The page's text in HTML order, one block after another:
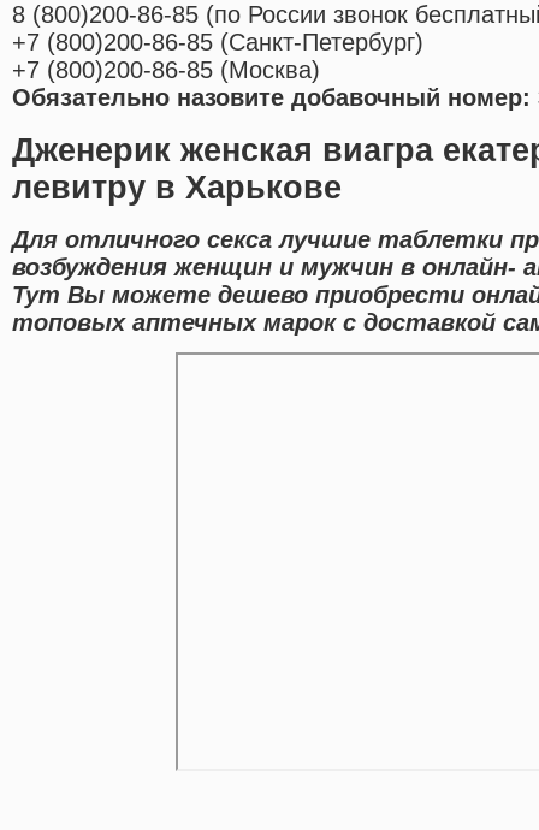
8 (800)200-86-85 (по России звонок
+7 (800)200-86-85 (Санкт-Петербург)
+7 (800)200-86-85 (Москва)
Обязательно назовите добавочный номер:
Дженерик женская виагра
левитру в Харькове
Для отличного секса лучшие таблетки
возбуждения женщин и мужчин в онлайн-
Тут Вы можете дешево приобрести
топовых аптечных марок с доставкой